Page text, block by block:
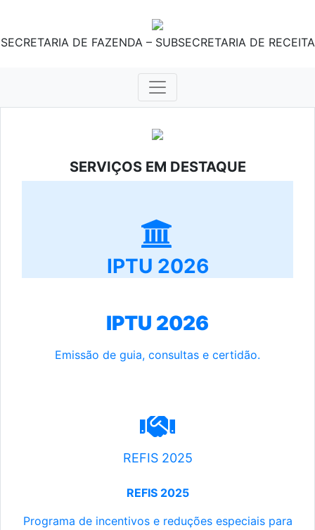
SECRETARIA DE FAZENDA – SUBSECRETARIA DE RECEITA
SERVIÇOS EM DESTAQUE
IPTU 2026
IPTU 2026
Emissão de guia, consultas e certidão.
REFIS 2025
REFIS 2025
Programa de incentivos e reduções especiais para